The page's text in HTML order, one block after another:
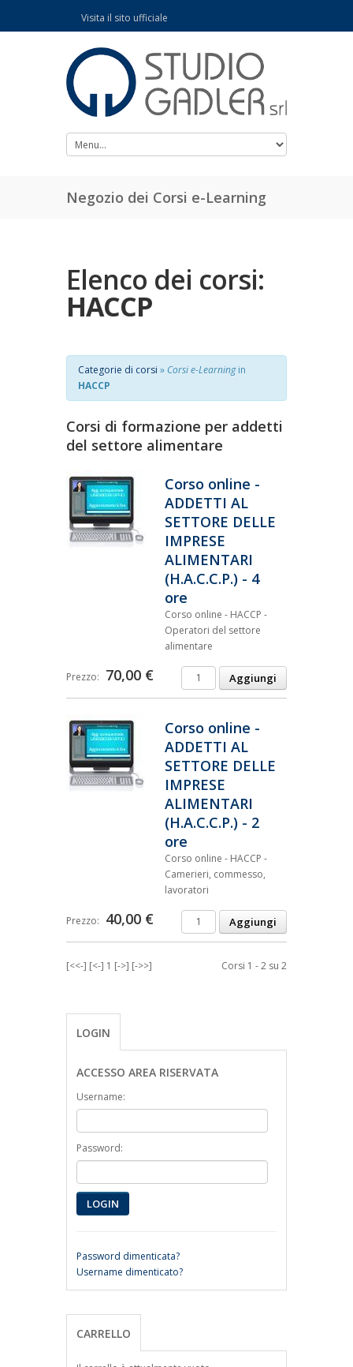
Visita il sito ufficiale
Negozio dei Corsi e-Learning
Elenco dei corsi:
HACCP
Categorie di corsi » Corsi e-Learningin
HACCP
Corsi di formazione per addetti
del settore alimentare
Corso online -
ADDETTI AL
SETTORE DELLE
IMPRESE
ALIMENTARI
(H.A.C.C.P.) - 4
ore
Corso online - HACCP -
Operatori del settore
alimentare
Prezzo: 70,00 €
Corso online -
ADDETTI AL
SETTORE DELLE
IMPRESE
ALIMENTARI
(H.A.C.C.P.) - 2
ore
Corso online - HACCP -
Camerieri, commesso,
lavoratori
Prezzo: 40,00 €
[<<-] [<-] 1 [->] [->>] Corsi 1 - 2 su 2
LOGIN
ACCESSO AREA RISERVATA
Username:
Password:
LOGIN
Password dimenticata?
Username dimenticato?
CARRELLO